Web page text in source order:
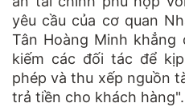
yêu cầu của cơ quan
Tân Hoàng Minh
kiếm các đối tác để
phép và thu xếp nguồn
trả tiền cho khách hàng".